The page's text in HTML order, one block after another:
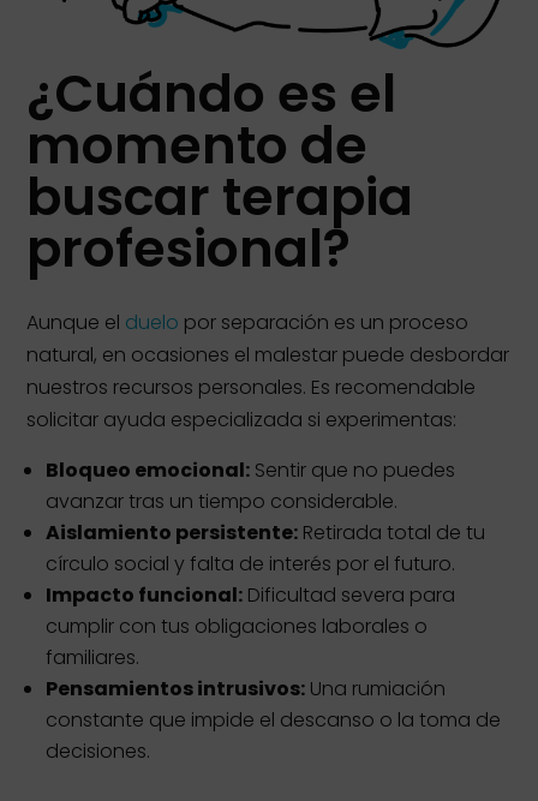
¿Cuándo es el
momento de
buscar terapia
profesional?
Aunque el duelo por separación es un proceso
natural, en ocasiones el malestar puede desbordar
nuestros recursos personales. Es recomendable
solicitar ayuda especializada si experimentas:
Bloqueo emocional: Sentir que no puedes
avanzar tras un tiempo considerable.
Aislamiento persistente: Retirada total de tu
círculo social y falta de interés por el futuro.
Impacto funcional: Dificultad severa para
cumplir con tus obligaciones laborales o
familiares.
Pensamientos intrusivos: Una rumiación
constante que impide el descanso o la toma de
decisiones.